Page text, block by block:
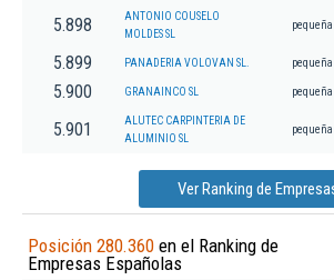
5.898
ANTONIO COUSELO
MOLDES SL
pequeña
5.899 PANADERIA VOLOVAN SL. pequeña
5.900 GRANAINCO SL pequeña
5.901
ALUTEC CARPINTERIA DE
ALUMINIO SL
pequeña
Ver Ranking de
Posición 280.360 en el Ranking de
Empresas Españolas